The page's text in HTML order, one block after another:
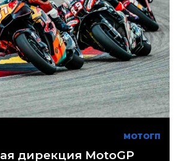
МОТОГП
дирекция MotoGP